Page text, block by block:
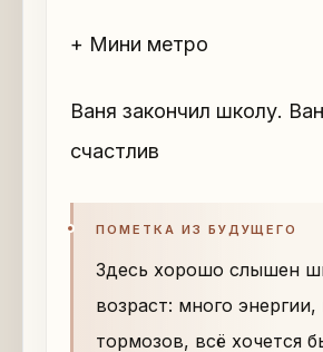
+ Мини метро
Ваня закончил школу.
счастлив
ПОМЕТКА ИЗ БУДУЩЕГО
Здесь хорошо слышен
возраст: много энергии,
тормозов, всё хочется